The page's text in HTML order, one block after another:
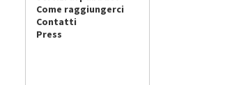
Come raggiungerci
Contatti
Press